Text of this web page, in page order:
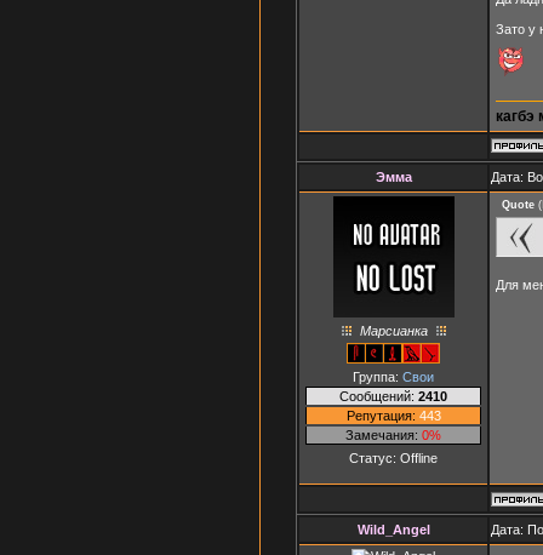
Зато у
кагбэ
Эмма Дата:
Марсианка
Группа: Свои
Сообщений: 2410
Репутация: 443
Замечания: 0%
Статус: Offline
Quote (
Для
Wild_Angel Дата: